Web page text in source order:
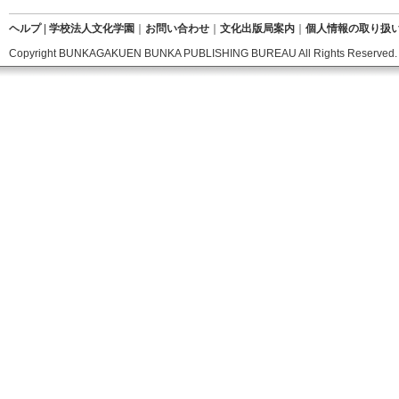
ヘルプ| 学校法人文化学園 お問い合わせ 文化出版局案内
個人情報の取り扱
Copyright BUNKAGAKUEN BUNKA PUBLISHING BUREAU All Rights Reserved.